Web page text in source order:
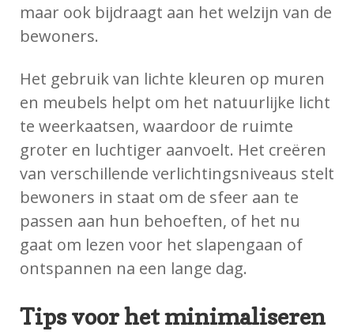
maar ook bijdraagt aan het welzijn van de
bewoners.
Het gebruik van lichte kleuren op muren
en meubels helpt om het natuurlijke licht
te weerkaatsen, waardoor de ruimte
groter en luchtiger aanvoelt. Het creëren
van verschillende verlichtingsniveaus stelt
bewoners in staat om de sfeer aan te
passen aan hun behoeften, of het nu
gaat om lezen voor het slapengaan of
ontspannen na een lange dag.
Tips voor het minimaliseren